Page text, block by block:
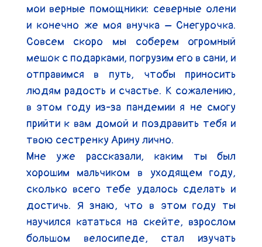
мои верные помощники: северные олени
и конечно же моя внучка – Снегурочка.
Совсем скоро мы соберем огромный
мешок с подарками, погрузим его в сани, и
отправимся в путь, чтобы приносить
людям радость и счастье. К сожалению,
в этом году из-за пандемии я не смогу
прийти к вам домой и поздравить тебя и
твою сестренку Арину лично.
Мне уже рассказали, каким ты был
хорошим мальчиком в уходящем году,
сколько всего тебе удалось сделать и
достичь. Я знаю, что в этом году ты
научился кататься на скейте, взрослом
большом велосипеде, стал изучать